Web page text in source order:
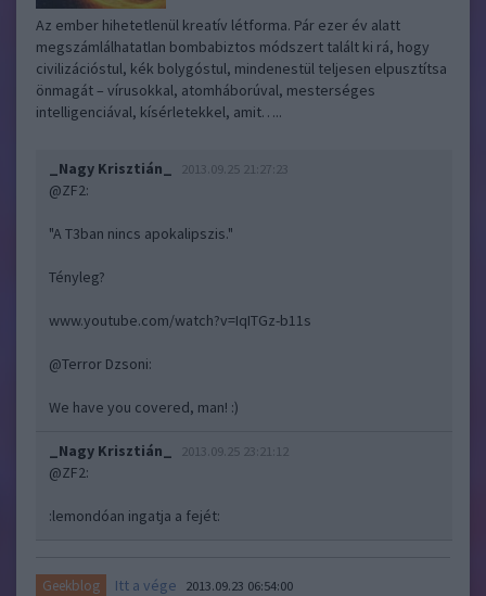
Az ember hihetetlenül kreatív létforma. Pár ezer év alatt
megszámlálhatatlan bombabiztos módszert talált ki rá, hogy
civilizációstul, kék bolygóstul, mindenestül teljesen elpusztítsa
önmagát – vírusokkal, atomháborúval, mesterséges
intelligenciával, kísérletekkel, amit…..
_Nagy Krisztián_ 2013.09.25 21:27:23
@ZF2:
"A T3ban nincs apokalipszis."
Tényleg?
www.youtube.com/watch?v=IqITGz-b11s
@Terror Dzsoni:
We have you covered, man! :)
_Nagy Krisztián_ 2013.09.25 23:21:12
@ZF2:
:lemondóan ingatja a fejét:
Geekblog Itt a vége 2013.09.23 06:54:00